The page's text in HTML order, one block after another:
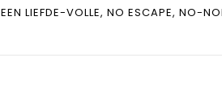
EEN LIEFDE-VOLLE, NO ESCAPE, NO-